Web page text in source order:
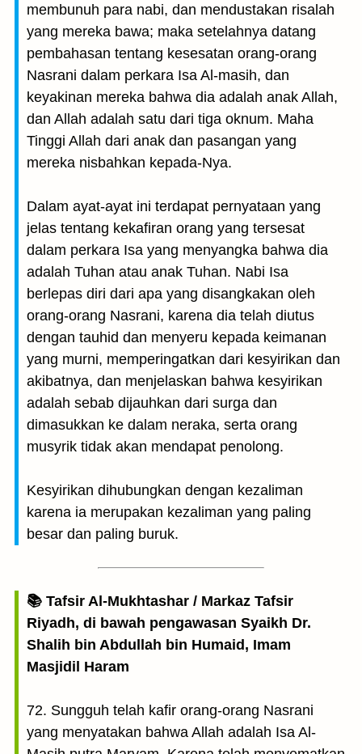
membunuh para nabi, dan mendustakan risalah
yang mereka bawa; maka setelahnya datang
pembahasan tentang kesesatan orang-orang
Nasrani dalam perkara Isa Al-masih, dan
keyakinan mereka bahwa dia adalah anak Allah,
dan Allah adalah satu dari tiga oknum. Maha
Tinggi Allah dari anak dan pasangan yang
mereka nisbahkan kepada-Nya.
Dalam ayat-ayat ini terdapat pernyataan yang
jelas tentang kekafiran orang yang tersesat
dalam perkara Isa yang menyangka bahwa dia
adalah Tuhan atau anak Tuhan. Nabi Isa
berlepas diri dari apa yang disangkakan oleh
orang-orang Nasrani, karena dia telah diutus
dengan tauhid dan menyeru kepada keimanan
yang murni, memperingatkan dari kesyirikan dan
akibatnya, dan menjelaskan bahwa kesyirikan
adalah sebab dijauhkan dari surga dan
dimasukkan ke dalam neraka, serta orang
musyrik tidak akan mendapat penolong.
Kesyirikan dihubungkan dengan kezaliman
karena ia merupakan kezaliman yang paling
besar dan paling buruk.
📚 Tafsir Al-Mukhtashar / Markaz Tafsir
Riyadh, di bawah pengawasan Syaikh Dr.
Shalih bin Abdullah bin Humaid, Imam
Masjidil Haram
72. Sungguh telah kafir orang-orang Nasrani
yang menyatakan bahwa Allah adalah Isa Al-